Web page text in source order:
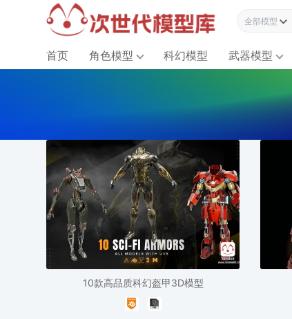
全部模型资源
首页 角色模型 科幻模型 武器模型
10款高品质科幻盔甲3D模型